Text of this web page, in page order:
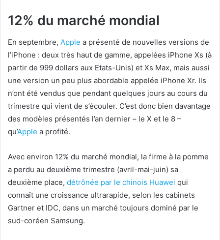
12% du marché mondial
En septembre, Apple a présenté de nouvelles versions de
l’iPhone : deux très haut de gamme, appelées iPhone Xs (à
partir de 999 dollars aux Etats-Unis) et Xs Max, mais aussi
une version un peu plus abordable appelée iPhone Xr. Ils
n’ont été vendus que pendant quelques jours au cours du
trimestre qui vient de s’écouler. C’est donc bien davantage
des modèles présentés l’an dernier – le X et le 8 –
qu’Apple a profité.
Avec environ 12% du marché mondial, la firme à la pomme
a perdu au deuxième trimestre (avril-mai-juin) sa
deuxième place, détrônée par le chinois Huawei qui
connaît une croissance ultrarapide, selon les cabinets
Gartner et IDC, dans un marché toujours dominé par le
sud-coréen Samsung.